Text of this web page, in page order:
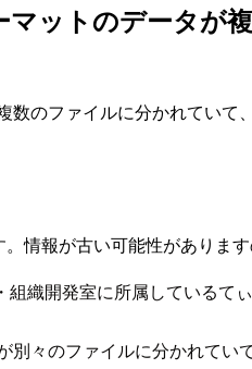
ットのデータが
のファイルに分かれてい
情報が古い可能性があります
織開発室に所属しているてぃ
々のファイルに分かれて